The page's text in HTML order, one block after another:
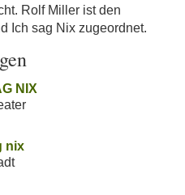
Rolf Miller ist den
Ich sag Nix zugeordnet.
NIX
nix